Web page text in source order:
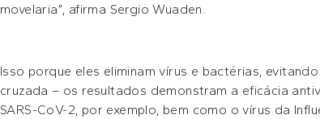
movelaria”, afirma Sergio Wuaden.
Isso porque eles eliminam vírus e bactérias,
cruzada – os resultados demonstram a eficácia
SARS-CoV-2, por exemplo, bem como o vírus da